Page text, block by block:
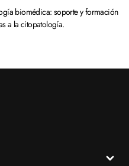
biomédica: soporte y formación
a la citopatología.